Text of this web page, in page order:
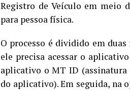
Registro de Veículo em meio
para pessoa física.
O processo é dividido em duas
ele precisa acessar o
aplicativo o MT ID
do aplicativo). Em seguida, na